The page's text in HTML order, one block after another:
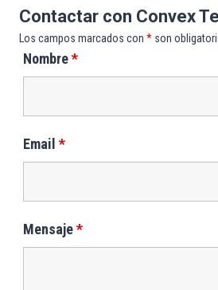
Contactar con Convex
Los campos marcados con * son
Nombre*
Email *
Mensaje*